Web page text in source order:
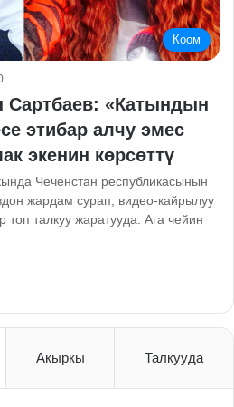
Коом
Сартбаев: «Катындын
этибар алчу эмес
экенин көрсөттү
Чеченстан республикасынын
жардам сурап, видео-кайрылуу
талкуу жаратууда. Ага чейин
Акыркы Талкууда